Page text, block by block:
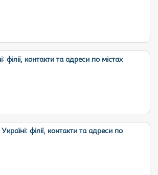
філії, контакти та адреси по містах
філії, контакти та адреси по